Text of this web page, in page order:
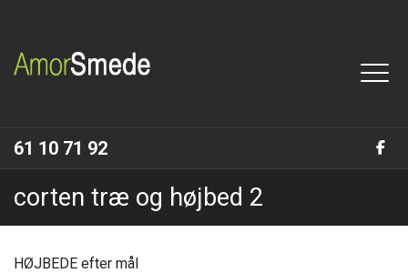
hovedindhold
61 10 71 92
corten træ og højbed 2
HØJBEDE efter mål